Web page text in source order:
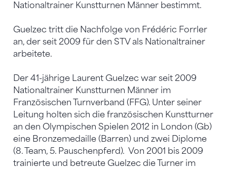
Nationaltrainer Kunstturnen Männer bestimmt.
Guelzec tritt die Nachfolge von Frédéric Forrler
an, der seit 2009 für den STV als Nationaltrainer
arbeitete.
Der 41-jährige Laurent Guelzec war seit 2009
Nationaltrainer Kunstturnen Männer im
Französischen Turnverband (FFG). Unter seiner
Leitung holten sich die französischen Kunstturner
an den Olympischen Spielen 2012 in London (Gb)
eine Bronzemedaille (Barren) und zwei Diplome
(8. Team, 5. Pauschenpferd). Von 2001 bis 2009
trainierte und betreute Guelzec die Turner im